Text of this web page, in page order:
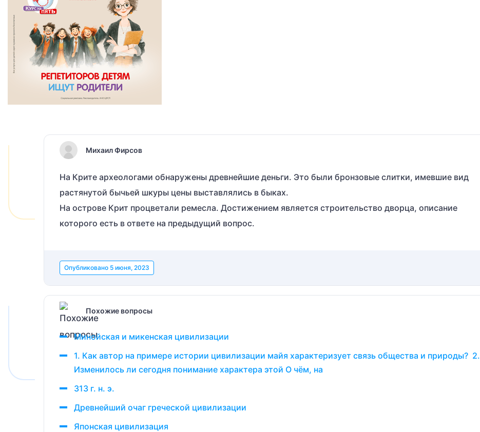
Михаил Фирсов
На Крите археологами обнаружены древнейшие деньги. Это были бронзовые слитки, имевшие вид
растянутой бычьей шкуры цены выставлялись в быках.
На острове Крит процветали ремесла. Достижением является строительство дворца, описание
которого есть в ответе на предыдущий вопрос.
Опубликовано 5 июня, 2023
Похожие вопросы
Минойская и микенская цивилизации
1. Как автор на примере истории цивилизации майя характеризует связь общества и природы? 2.
Изменилось ли сегодня понимание характера этой О чём, на
313 г. н. э.
Древнейший очаг греческой цивилизации
Японская цивилизация